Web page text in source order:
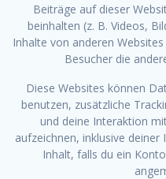
Beiträge auf dieser
beinhalten (z. B. Videos,
Inhalte von anderen
Besucher die
Diese Websites können
benutzen, zusätzliche
und deine Interaktion
aufzeichnen, inklusive
Inhalt, falls du ein